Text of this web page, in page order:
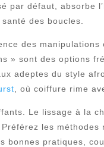
défaut, absorbe
des boucles.
des
» sont des options
adeptes du style
, où coiffure rime
Le lissage à la
les
pratiques,